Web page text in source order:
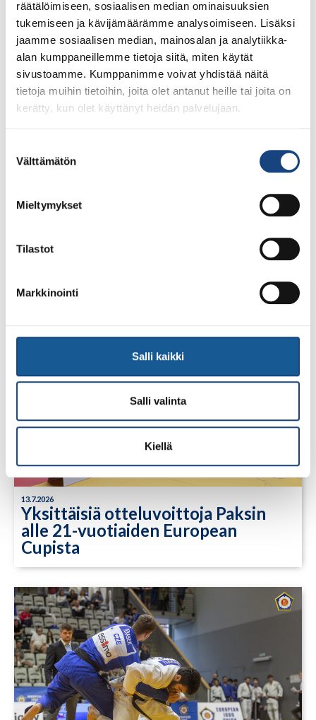
räätälöimiseen, sosiaalisen median ominaisuuksien
tukemiseen ja kävijämäärämme analysoimiseen. Lisäksi
jaamme sosiaalisen median, mainosalan ja analytiikka-
alan kumppaneillemme tietoja siitä, miten käytät
sivustoamme. Kumppanimme voivat yhdistää näitä
tietoja muihin tietoihin, joita olet antanut heille tai joita on
kerätty, kun olet käyttänyt heidän palvelujaan.
valinta
Välttämätön
Mieltymykset
Tilastot
Markkinointi
Salli kaikki
Salli valinta
Kiellä
Tuomariraportti Swedish A-Judo/VI
Open 2026, 14.-17.5.2026,
13.7.2026
Yksittäisiä otteluvoittoja Paksin
alle 21-vuotiaiden European
Cupista